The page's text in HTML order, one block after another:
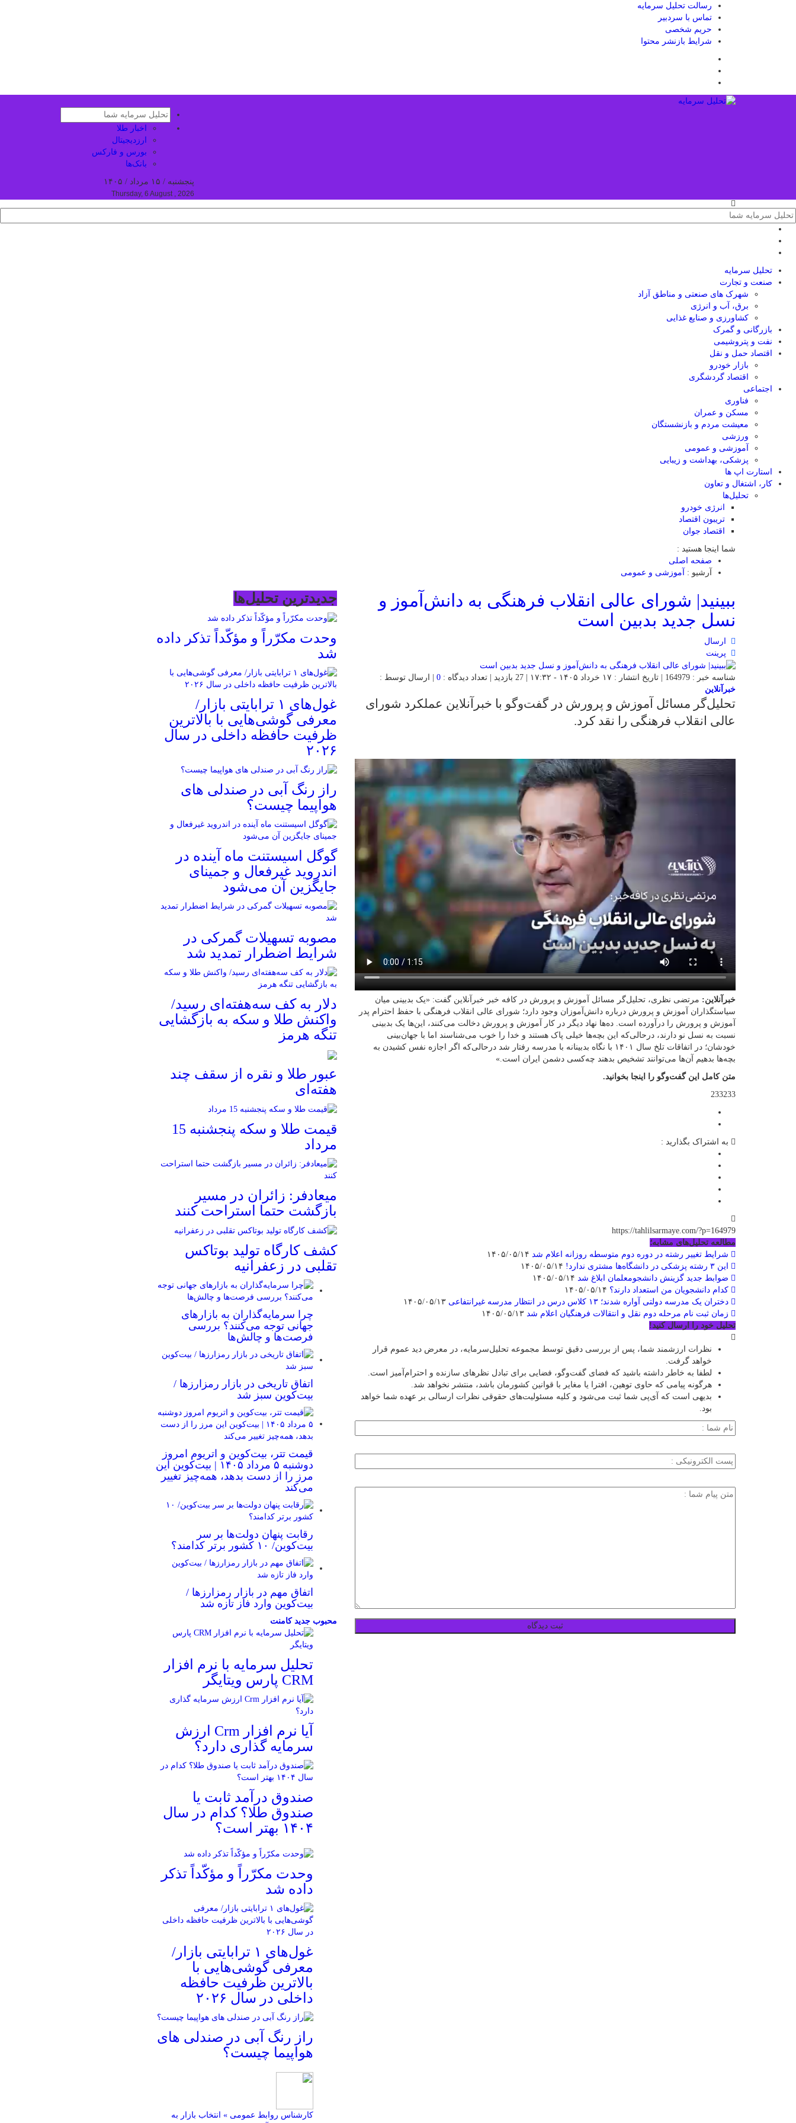
رسالت تحلیل سرمایه
تماس با سردبیر
حریم شخصی
شرایط بازنشر محتوا
اخبار طلا
ارزدیجیتال
بورس و فارکس
بانک‌ها
پنجشنبه / ۱۵ مرداد / ۱۴۰۵
Thursday, 6 August , 2026
تحلیل‌ سرمایه
صنعت و تجارت
شهرک های صنعتی و مناطق آزاد
برق، آب و انرژی
کشاورزی و صنایع غذایی
بازرگانی و گمرک
نفت و پتروشیمی
اقتصاد حمل و نقل
بازار خودرو
اقتصاد گردشگری
اجتماعی
فناوری
مسکن و عمران
معیشت مردم و بازنشستگان
ورزشی
آموزشی و عمومی
پزشکی، بهداشت و زیبایی
استارت اپ ها
کار، اشتغال و تعاون
تحلیل‌ها
انرژی خودرو
تریبون اقتصاد
اقتصاد جوان
شما اینجا هستید :
صفحه اصلی
آرشیو :
آموزشی و عمومی
ببینید| شورای عالی انقلاب فرهنگی به دانش‌آموز و
نسل جدید بدبین است
ارسال
پرینت
شناسه خبر : 164979 | تاریخ انتشار : ۱۷ خرداد ۱۴۰۵ - ۱۷:۳۲ | 27 بازدید | تعداد دیدگاه : 0 | ارسال توسط :
خبرآنلاین
تحلیل‌گر مسائل آموزش و پرورش در گفت‌وگو با خبرآنلاین عملکرد شورای
عالی انقلاب فرهنگی را نقد کرد.
خبرآنلاین: مرتضی نظری، تحلیل‌گر مسائل آموزش و پرورش در کافه خبر خبرآنلاین گفت: «یک بدبینی میان
سیاستگذاران آموزش و پرورش درباره دانش‌آموزان وجود دارد؛ شورای عالی انقلاب فرهنگی با حفظ احترام پدر
آموزش و پرورش را درآورده است. ده‌ها نهاد دیگر در کار آموزش و پرورش دخالت می‌کنند، این‌ها یک بدبینی
نسبت به نسل نو دارند، درحالی‌که این بچه‌ها خیلی پاک هستند و خدا را خوب می‌شناسند اما با جهان‌بینی
خودشان؛ در اتفاقات تلخ سال ۱۴۰۱ با نگاه بدبینانه با مدرسه رفتار شد درحالی‌که اگر اجازه نفس کشیدن به
بچه‌ها بدهیم آن‌ها می‌توانند تشخیص بدهند چه‌کسی دشمن ایران است.»
متن کامل این گفت‌وگو را اینجا بخوانید.
233233
به اشتراک بگذارید :
https://tahlilsarmaye.com/?p=164979
مطالعه تحلیل‌های مشابه؛
شرایط تغییر رشته در دوره دوم متوسطه روزانه اعلام شد
این ۳ رشته پزشکی در دانشگاه‌ها مشتری ندارد!
ضوابط جدید گزینش دانشجومعلمان ابلاغ شد
کدام دانشجویان من استعداد دارند؟
دختران یک مدرسه دولتی آواره شدند؛ ۱۳ کلاس درس در انتظار مدرسه غیرانتفاعی
زمان ثبت نام مرحله دوم نقل و انتقالات فرهنگیان اعلام شد
تحلیل خود را ارسال کنید!
نظرات ارزشمند شما، پس از بررسی دقیق توسط مجموعه تحلیل‌سرمایه، در معرض دید عموم قرار
خواهد گرفت.
لطفا به خاطر داشته باشید که فضای گفت‌وگو، فضایی برای تبادل نظرهای سازنده و احترام‌آمیز است.
هرگونه پیامی که حاوی توهین، افترا یا مغایر با قوانین کشورمان باشد، منتشر نخواهد شد.
بدیهی است که آی‌پی شما ثبت می‌شود و کلیه مسئولیت‌های حقوقی نظرات ارسالی بر عهده شما خواهد
بود.
جدیدترین تحلیل‌ها
وحدت مکرّراً و مؤکّداً تذکر داده
شد
غول‌های ۱ ترابایتی بازار/
معرفی گوشی‌هایی با بالاترین
ظرفیت حافظه داخلی در سال
۲۰۲۶
راز رنگ آبی در صندلی های
هواپیما چیست؟
گوگل اسیستنت ماه آینده در
اندروید غیرفعال و جمینای
جایگزین آن می‌شود
مصوبه تسهیلات گمرکی در
شرایط اضطرار تمدید شد
دلار به کف سه‌هفته‌ای رسید/
واکنش طلا و سکه به بازگشایی
تنگه هرمز
عبور طلا و نقره از سقف چند
هفته‌ای
قیمت طلا و سکه پنجشنبه 15
مرداد
میعادفر: زائران در مسیر
بازگشت حتما استراحت کنند
کشف کارگاه تولید بوتاکس
تقلبی در زعفرانیه
چرا سرمایه‌گذاران به بازارهای
جهانی توجه می‌کنند؟ بررسی
فرصت‌ها و چالش‌ها
اتفاق تاریخی در بازار رمزارزها /
بیت‌کوین سبز شد
قیمت تتر، بیت‌کوین و اتریوم امروز
دوشنبه ۵ مرداد ۱۴۰۵ | بیت‌کوین این
مرز را از دست بدهد، همه‌چیز تغییر
می‌کند
رقابت پنهان دولت‌ها بر سر
بیت‌کوین/ ۱۰ کشور برتر کدامند؟
اتفاق مهم در بازار رمزارزها /
بیت‌کوین وارد فاز تازه شد
محبوبجدیدکامنت
تحلیل سرمایه با نرم افزار
CRM پارس ویتایگر
آیا نرم افزار Crm ارزش
سرمایه گذاری دارد؟
صندوق درآمد ثابت یا
صندوق طلا؟ کدام در سال
۱۴۰۴ بهتر است؟
وحدت مکرّراً و مؤکّداً تذکر
داده شد
غول‌های ۱ ترابایتی بازار/
معرفی گوشی‌هایی با
بالاترین ظرفیت حافظه
داخلی در سال ۲۰۲۶
راز رنگ آبی در صندلی های
هواپیما چیست؟
کارشناس روابط عمومی » انتخاب بازار به